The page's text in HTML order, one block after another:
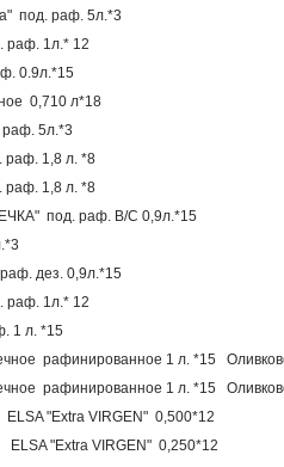
под. раф. 5л.*3
раф. 1л.* 12
0.9л.*15
0,710 л*18
5л.*3
раф. 1,8 л. *8
раф. 1,8 л. *8
под. раф. В/С 0,9л.*15
дез. 0,9л.*15
раф. 1л.* 12
1 л. *15
рафинированное 1 л. *15
рафинированное 1 л. *15
"Extra VIRGEN" 0,500*12
"Extra VIRGEN" 0,250*12